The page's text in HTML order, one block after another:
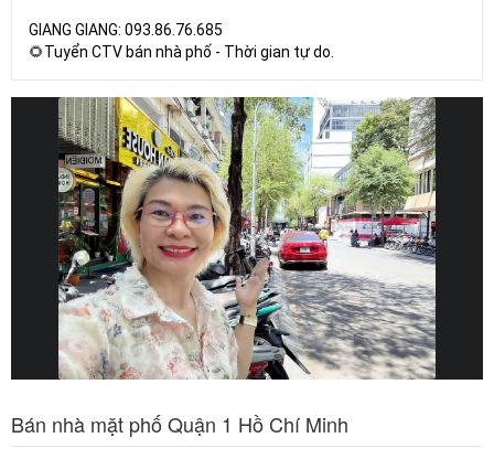
GIANG GIANG: 093.86.76.685
🌻Tuyển CTV bán nhà phố - Thời gian tự do.
Bán nhà mặt phố Quận 1 Hồ Chí Minh